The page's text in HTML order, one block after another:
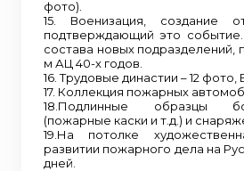
фото).
15. Военизация, создание
подтверждающий это
состава новых подразделений,
м АЦ 40-х годов.
16. Трудовые династии – 12 фото,
17. Коллекция пожарных
18.Подлинные образцы
(пожарные каски и т.д.) и
19.На потолке
развитии пожарного дела на
дней.